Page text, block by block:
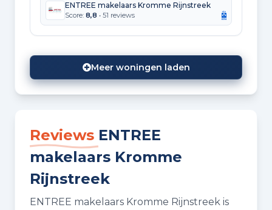
ENTREE makelaars Kromme Rijnstreek
Score: 8,8 • 51 reviews
Meer woningen laden
Reviews ENTREE
makelaars Kromme
Rijnstreek
ENTREE makelaars Kromme Rijnstreek is